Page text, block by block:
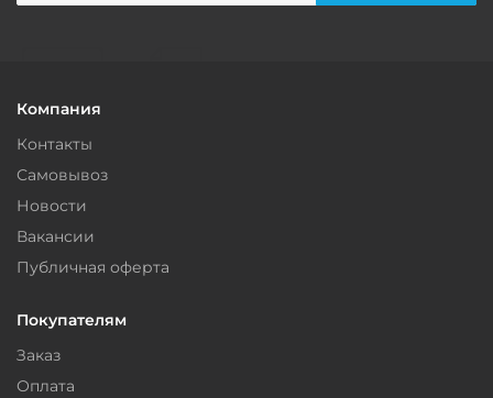
Компания
Контакты
Самовывоз
Новости
Вакансии
Публичная оферта
Покупателям
Заказ
Оплата